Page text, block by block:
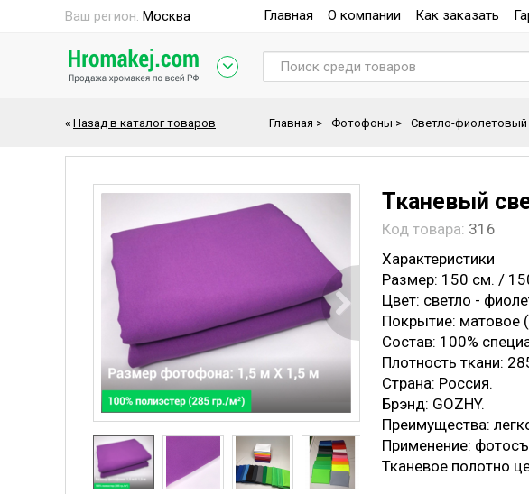
Ваш регион: Москва Главная О компании Как заказать
« Назад в каталог товаров Главная > Фотофоны > Светло-
Тканевый
Код товара: 316
Характеристики
Размер: 150 см. /
Цвет: светло -
Покрытие: матовое
Состав: 100%
Плотность ткани:
Страна: Россия.
Брэнд: GOZHY.
Преимущества:
Применение:
Тканевое полотно